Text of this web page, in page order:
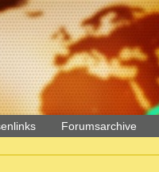
Forumsarchive